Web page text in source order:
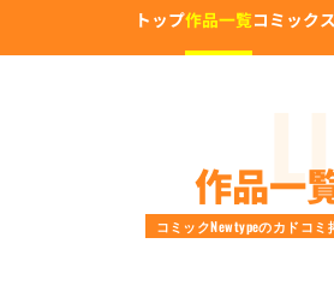
トップ作品一覧コミックス
作品一
コミックNewtypeのカドコミ